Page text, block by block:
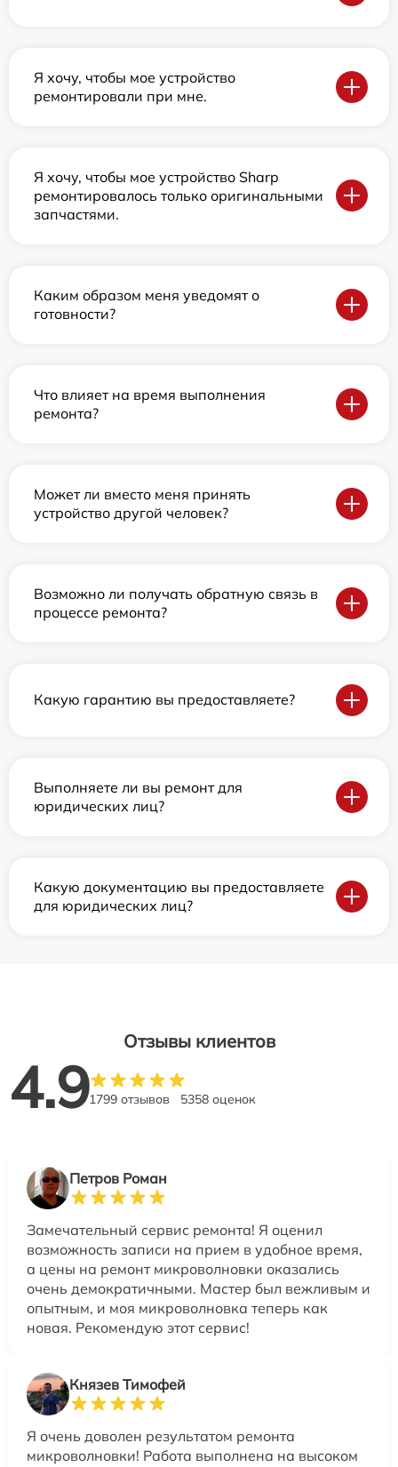
Я хочу, чтобы мое устройство
ремонтировали при мне.
Я хочу, чтобы мое устройство Sharp
ремонтировалось только оригинальными
запчастями.
Каким образом меня уведомят о
готовности?
Что влияет на время выполнения
ремонта?
Может ли вместо меня принять
устройство другой человек?
Возможно ли получать обратную связь в
процессе ремонта?
Какую гарантию вы предоставляете?
Выполняете ли вы ремонт для
юридических лиц?
Какую документацию вы предоставляете
для юридических лиц?
Отзывы клиентов
4.91799 отзывов 5358 оценок
Петров Роман
Замечательный сервис ремонта! Я оценил
возможность записи на прием в удобное время,
а цены на ремонт микроволновки оказались
очень демократичными. Мастер был вежливым и
опытным, и моя микроволновка теперь как
новая. Рекомендую этот сервис!
Князев Тимофей
Я очень доволен результатом ремонта
микроволновки! Работа выполнена на высоком